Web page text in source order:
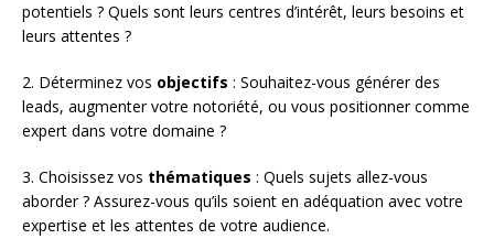
potentiels ? Quels sont leurs centres d’intérêt, leurs besoins et
leurs attentes ?
2. Déterminez vos objectifs : Souhaitez-vous générer des
leads, augmenter votre notoriété, ou vous positionner comme
expert dans votre domaine ?
3. Choisissez vos thématiques : Quels sujets allez-vous
aborder ? Assurez-vous qu’ils soient en adéquation avec votre
expertise et les attentes de votre audience.